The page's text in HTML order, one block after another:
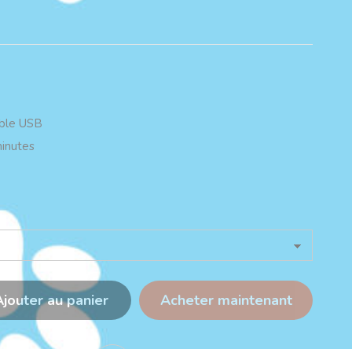
USB
au panier Acheter maintenant